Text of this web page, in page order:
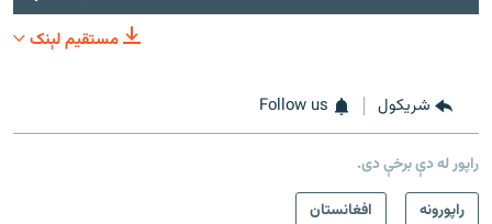
مستقیم لېنک
شريکول Follow us
راپور له دې برخې دی.
راپورونه
افغانستان